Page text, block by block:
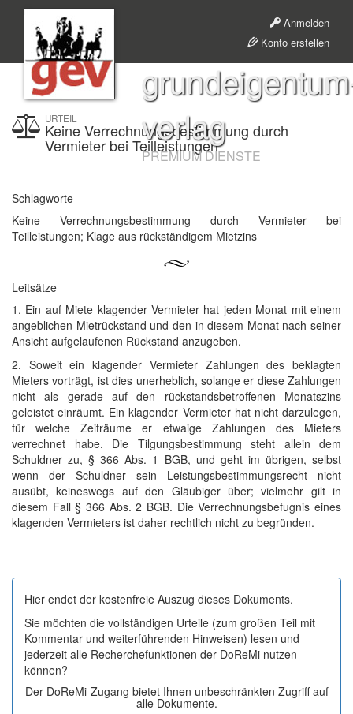
Anmelden
Konto erstellen
verlag
PREMIUM DIENSTE
URTEIL
Keine Verrechnungsbestimmung durch
Vermieter bei Teilleistungen
Schlagworte
Keine Verrechnungsbestimmung durch Vermieter bei
Teilleistungen; Klage aus rückständigem Mietzins
Leitsätze
1. Ein auf Miete klagender Vermieter hat jeden Monat mit einem
angeblichen Mietrückstand und den in diesem Monat nach seiner
Ansicht aufgelaufenen Rückstand anzugeben.
2. Soweit ein klagender Vermieter Zahlungen des beklagten
Mieters vorträgt, ist dies unerheblich, solange er diese Zahlungen
nicht als gerade auf den rückstandsbetroffenen Monatszins
geleistet einräumt. Ein klagender Vermieter hat nicht darzulegen,
für welche Zeiträume er etwaige Zahlungen des Mieters
verrechnet habe. Die Tilgungsbestimmung steht allein dem
Schuldner zu, § 366 Abs. 1 BGB, und geht im übrigen, selbst
wenn der Schuldner sein Leistungsbestimmungsrecht nicht
ausübt, keineswegs auf den Gläubiger über; vielmehr gilt in
diesem Fall § 366 Abs. 2 BGB. Die Verrechnungsbefugnis eines
klagenden Vermieters ist daher rechtlich nicht zu begründen.
Hier endet der kostenfreie Auszug dieses Dokuments.
Sie möchten die vollständigen Urteile (zum großen Teil mit
Kommentar und weiterführenden Hinweisen) lesen und
jederzeit alle Recherchefunktionen der DoReMi nutzen
können?
Der DoReMi-Zugang bietet Ihnen unbeschränkten Zugriff auf
alle Dokumente.